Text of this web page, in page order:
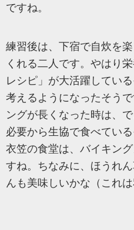
ですね。
練習後は、下宿で自炊を
くれる二人です。やはり
レシピ」が大活躍してい
考えるようになったそう
ングが長くなった時は、
必要から生協で食べている
衣笠の食堂は、バイキン
すね。ちなみに、ほうれ
んも美味しいかな（これは